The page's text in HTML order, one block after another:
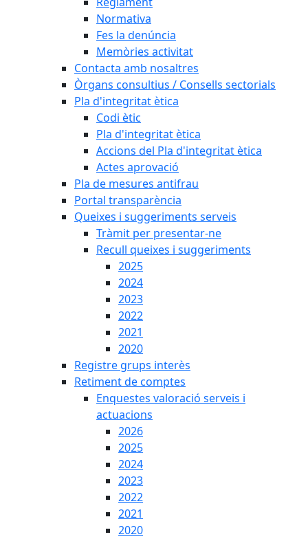
Normativa
Fes la denúncia
Memòries activitat
Contacta amb nosaltres
Òrgans consultius / Consells sectorials
Pla d'integritat ètica
Codi ètic
Pla d'integritat ètica
Accions del Pla d'integritat ètica
Actes aprovació
Pla de mesures antifrau
Portal transparència
Queixes i suggeriments serveis
Tràmit per presentar-ne
Recull queixes i suggeriments
2025
2024
2023
2022
2021
2020
Registre grups interès
Retiment de comptes
Enquestes valoració serveis i
actuacions
2026
2025
2024
2023
2022
2021
2020